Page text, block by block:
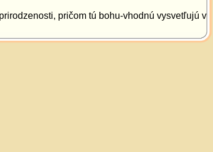
pričom tú bohu-vhodnú vysvetľujú v